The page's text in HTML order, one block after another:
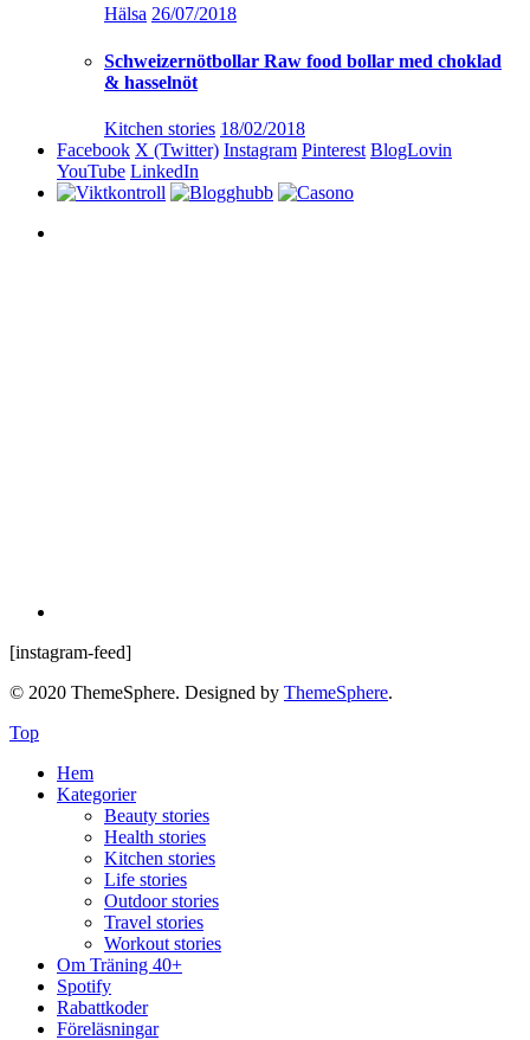
Hälsa 26/07/2018
Schweizernötbollar Raw food bollar med choklad
& hasselnöt
Kitchen stories 18/02/2018
Facebook X (Twitter) Instagram Pinterest BlogLovin
YouTube LinkedIn
[instagram-feed]
© 2020 ThemeSphere. Designed by ThemeSphere.
Top
Hem
Kategorier
Beauty stories
Health stories
Kitchen stories
Life stories
Outdoor stories
Travel stories
Workout stories
Om Träning 40+
Spotify
Rabattkoder
Föreläsningar